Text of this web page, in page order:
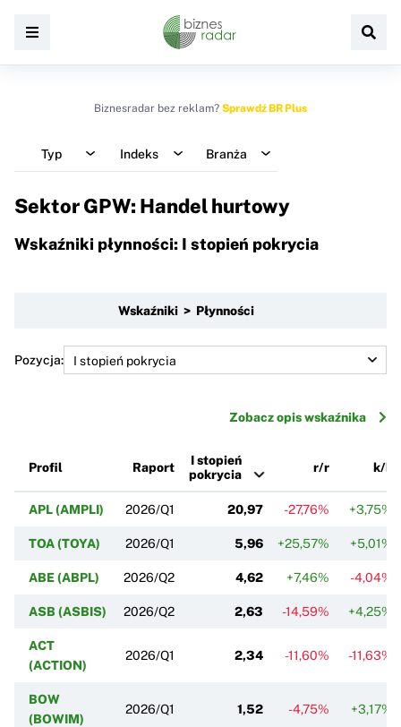
Biznesradar bez reklam? Sprawdź BR Plus
Typ Indeks Branża
Sektor GPW: Handel hurtowy
Wskaźniki płynności: I stopień pokrycia
Wskaźniki > Płynności
Pozycja:
Zobacz opis wskaźnika
Profil Raport
I stopień
pokrycia
r/r k/k
APL (AMPLI) 2026/Q1 20,97 -27,76% +3,75%
TOA (TOYA) 2026/Q1 5,96 +25,57% +5,01%
ABE (ABPL) 2026/Q2 4,62 +7,46% -4,04%
ASB (ASBIS) 2026/Q2 2,63 -14,59% +4,25%
ACT
(ACTION)
2026/Q1 2,34 -11,60% -11,63%
BOW
(BOWIM)
2026/Q1 1,52 -4,75% +3,17%